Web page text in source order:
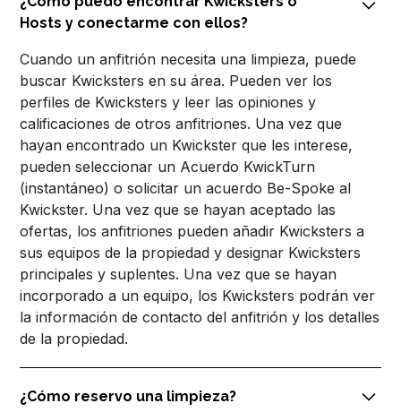
Hosts y conectarme con ellos?
Cuando un anfitrión necesita una limpieza, puede
buscar Kwicksters en su área. Pueden ver los
perfiles de Kwicksters y leer las opiniones y
calificaciones de otros anfitriones. Una vez que
hayan encontrado un Kwickster que les interese,
pueden seleccionar un Acuerdo KwickTurn
(instantáneo) o solicitar un acuerdo Be-Spoke al
Kwickster. Una vez que se hayan aceptado las
ofertas, los anfitriones pueden añadir Kwicksters a
sus equipos de la propiedad y designar Kwicksters
principales y suplentes. Una vez que se hayan
incorporado a un equipo, los Kwicksters podrán ver
la información de contacto del anfitrión y los detalles
de la propiedad.
¿Cómo reservo una limpieza?